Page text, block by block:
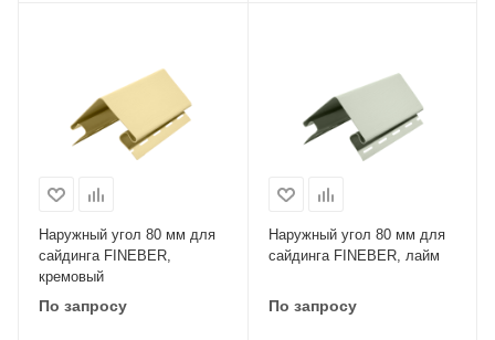
Наружный угол 80 мм для
сайдинга FINEBER,
кремовый
По запросу
Наружный угол 80 мм для
сайдинга FINEBER, лайм
По запросу